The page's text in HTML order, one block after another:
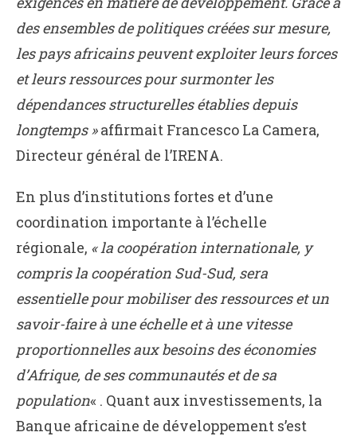
des ensembles de politiques créées sur mesure,
les pays africains peuvent exploiter leurs forces
et leurs ressources pour surmonter les
dépendances structurelles établies depuis
longtemps »affirmait Francesco La Camera,
Directeur général de l’IRENA.
En plus d’institutions fortes et d’une
coordination importante à l’échelle
régionale, « la coopération internationale, y
compris la coopération Sud-Sud, sera
essentielle pour mobiliser des ressources et un
savoir-faire à une échelle et à une vitesse
proportionnelles aux besoins des économies
d’Afrique, de ses communautés et de sa
population« . Quant aux investissements, la
Banque africaine de développement s’est